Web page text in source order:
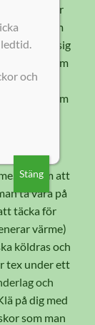
värmen när
sig såsom
runt sig
med, såsom
Även
att ha som
alltid ha
Genom att
ta vara på
täcka för
värme)
köldras och
tex under ett
och
på dig med
som man
och
Stäng